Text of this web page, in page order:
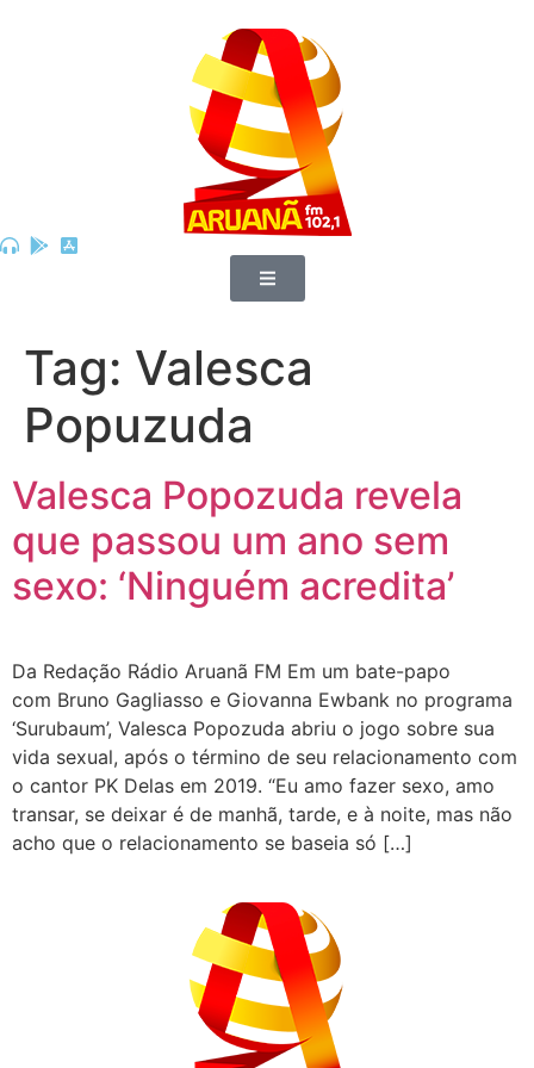
Tag: Valesca
Popuzuda
Valesca Popozuda revela
que passou um ano sem
sexo: ‘Ninguém acredita’
Da Redação Rádio Aruanã FM Em um bate-papo
com Bruno Gagliasso e Giovanna Ewbank no programa
‘Surubaum’, Valesca Popozuda abriu o jogo sobre sua
vida sexual, após o término de seu relacionamento com
o cantor PK Delas em 2019. “Eu amo fazer sexo, amo
transar, se deixar é de manhã, tarde, e à noite, mas não
acho que o relacionamento se baseia só […]